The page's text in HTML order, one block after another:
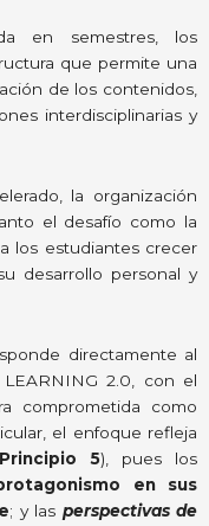
en semestres, los
que permite una
de los contenidos,
interdisciplinarias y
la organización
el desafío como la
los estudiantes crecer
desarrollo personal y
directamente al
LEARNING 2.0, con el
comprometida como
el enfoque refleja
5), pues los
en sus
; y las perspectivas de